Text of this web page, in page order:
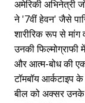
अमेरिकी अभिनेत्री
ने '7वीं हेवन' जैसे
शारीरिक रूप से
उनकी
और आत्म-बोध की
टॉमबॉय आर्कटाइप
बील को अक्सर उनके